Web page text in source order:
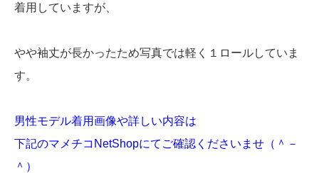
着用していますが、
やや袖丈が長かったため写真では軽く１ロールしていま
す。
男性モデル着用画像や詳しい内容は
下記のマメチコNetShopにてご確認くださいませ（＾－
＾）